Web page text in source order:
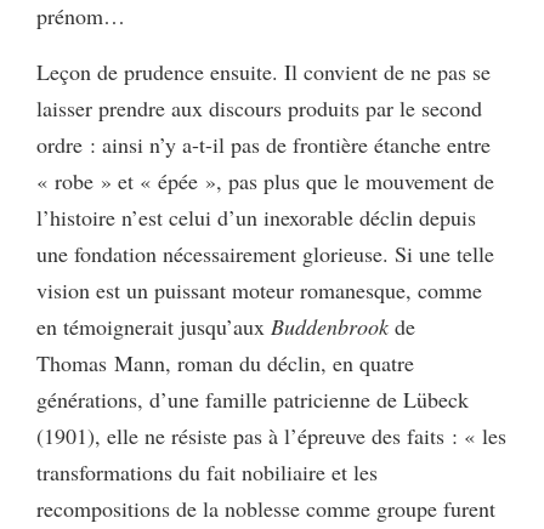
prénom…
Leçon de prudence ensuite. Il convient de ne pas se
laisser prendre aux discours produits par le second
ordre : ainsi n’y a-t-il pas de frontière étanche entre
« robe » et « épée », pas plus que le mouvement de
l’histoire n’est celui d’un inexorable déclin depuis
une fondation nécessairement glorieuse. Si une telle
vision est un puissant moteur romanesque, comme
en témoignerait jusqu’aux Buddenbrook de
Thomas Mann, roman du déclin, en quatre
générations, d’une famille patricienne de Lübeck
(1901), elle ne résiste pas à l’épreuve des faits : « les
transformations du fait nobiliaire et les
recompositions de la noblesse comme groupe furent